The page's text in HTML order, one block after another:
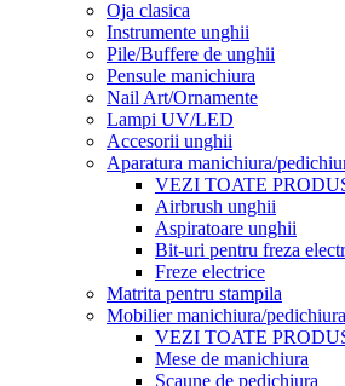
Oja clasica
Instrumente unghii
Pile/Buffere de unghii
Pensule manichiura
Nail Art/Ornamente
Lampi UV/LED
Accesorii unghii
Aparatura manichiura/
VEZI TOATE
Airbrush unghii
Aspiratoare unghii
Bit-uri pentru freza
Freze electrice
Matrita pentru stampila
Mobilier manichiura/pedichiura
VEZI TOATE
Mese de manichiura
Scaune de pedichiura